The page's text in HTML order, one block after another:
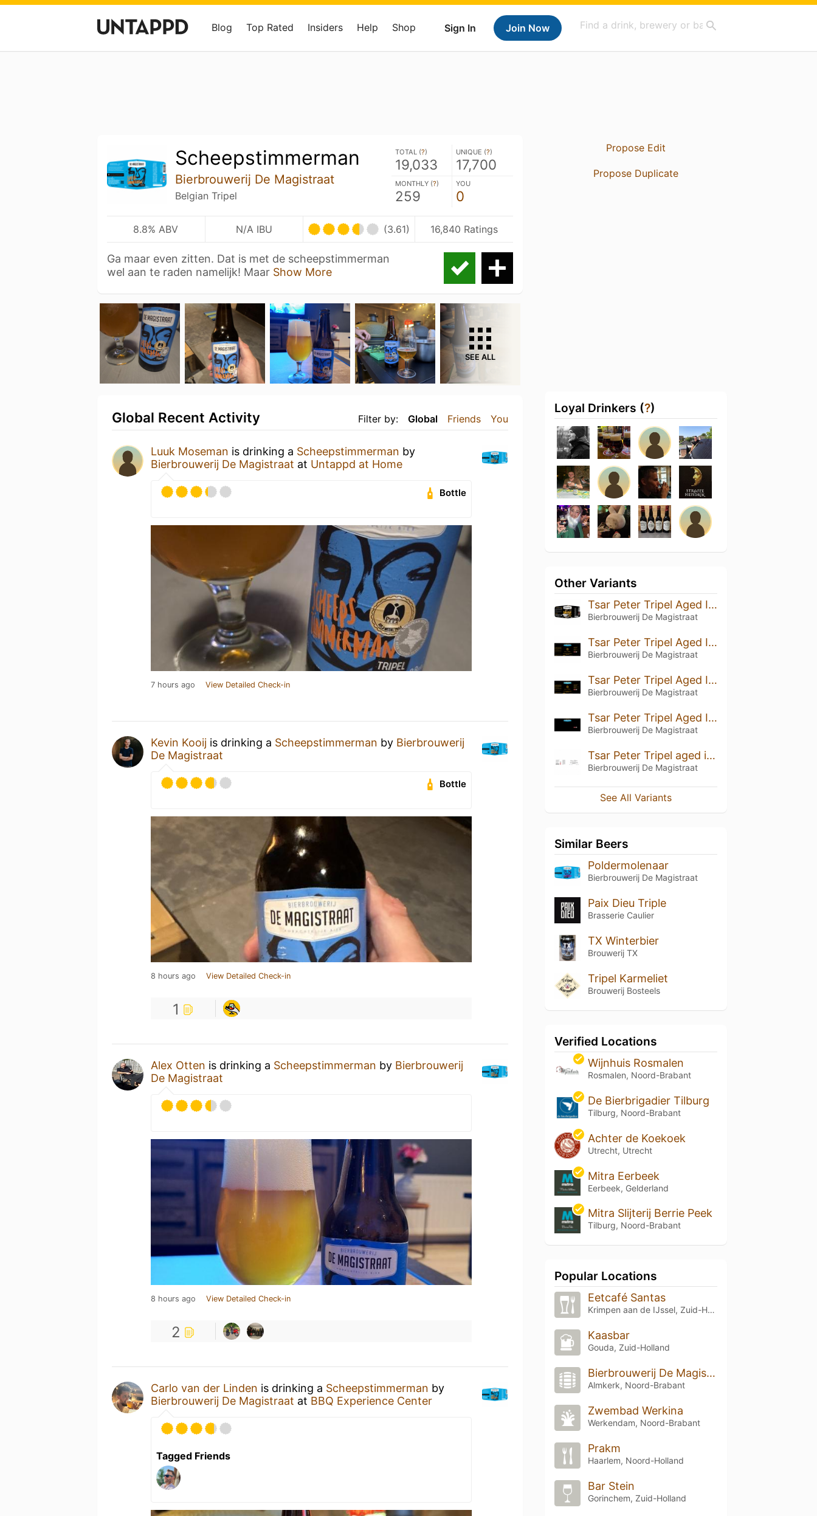
Sign In Join Now
Blog Top Rated Insiders Help Shop
Scheepstimmerman
Bierbrouwerij De Magistraat
Belgian Tripel
TOTAL (?)
19,033
UNIQUE (?)
17,700
MONTHLY (?)
259
YOU
0
8.8% ABV N/A IBU (3.61) 16,840 Ratings
Ga maar even zitten. Dat is met de scheepstimmerman
wel aan te raden namelijk! Maar Show More
SEE ALL
Filter by: Global Friends You
Global Recent Activity
Luuk Moseman is drinking a Scheepstimmerman by
Bierbrouwerij De Magistraat at Untappd at Home
Bottle
7 hours ago View Detailed Check-in
Kevin Kooij is drinking a Scheepstimmerman by Bierbrouwerij
De Magistraat
Bottle
8 hours ago View Detailed Check-in
1
Alex Otten is drinking a Scheepstimmerman by Bierbrouwerij
De Magistraat
8 hours ago View Detailed Check-in
2
Carlo van der Linden is drinking a Scheepstimmerman by
Bierbrouwerij De Magistraat at BBQ Experience Center
Tagged Friends
Propose Edit
Propose Duplicate
Loyal Drinkers (?)
Other Variants
Tsar Peter Tripel Aged In Highland Whisky Barrels 2023/4
Bierbrouwerij De Magistraat
Tsar Peter Tripel Aged In Rum Barrels 2022/3
Bierbrouwerij De Magistraat
Tsar Peter Tripel Aged In Tawny Port Barrels 2021/2
Bierbrouwerij De Magistraat
Tsar Peter Tripel Aged In Islay Whisky barrels 2021/1
Bierbrouwerij De Magistraat
Tsar Peter Tripel aged in Tawny port barrels 2020/1
Bierbrouwerij De Magistraat
See All Variants
Similar Beers
Poldermolenaar
Bierbrouwerij De Magistraat
Paix Dieu Triple
Brasserie Caulier
TX Winterbier
Brouwerij TX
Tripel Karmeliet
Brouwerij Bosteels
Verified Locations
Wijnhuis Rosmalen
Rosmalen, Noord-Brabant
De Bierbrigadier Tilburg
Tilburg, Noord-Brabant
Achter de Koekoek
Utrecht, Utrecht
Mitra Eerbeek
Eerbeek, Gelderland
Mitra Slijterij Berrie Peek
Tilburg, Noord-Brabant
Popular Locations
Eetcafé Santas
Krimpen aan de IJssel, Zuid-Holland
Kaasbar
Gouda, Zuid-Holland
Bierbrouwerij De Magistraat
Almkerk, Noord-Brabant
Zwembad Werkina
Werkendam, Noord-Brabant
Prakm
Haarlem, Noord-Holland
Bar Stein
Gorinchem, Zuid-Holland